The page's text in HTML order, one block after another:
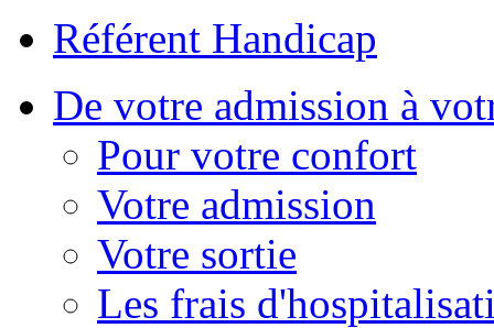
Référent Handicap
De votre admission à
Pour votre confort
Votre admission
Votre sortie
Les frais